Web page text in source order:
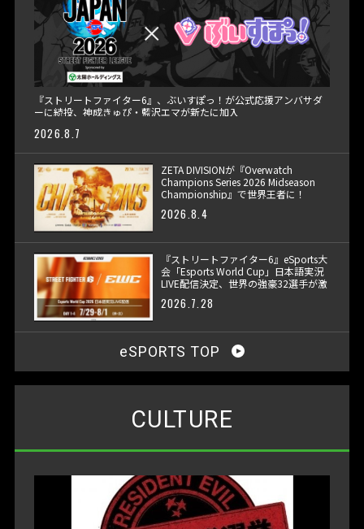
『ストリートファイター6』、ぶいすぽっ！が公式応援アンバサダ
ーに続投、神成きゅぴ・藍沢エマが新たに加入
2026.8.7
ZETA DIVISIONが『Overwatch
Champions Series 2026 Midseason
Championship』で世界王者に！
2026.8.4
『ストリートファイター6』eSports大
会「Esports World Cup」日本語実況
LIVE配信決定、世界の強豪32選手が激
2026.7.28
eSPORTS TOP
CULTURE